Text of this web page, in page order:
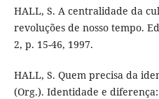
HALL, S. A centralidade da
revoluções de nosso tempo.
2, p. 15-46, 1997.
HALL, S. Quem precisa da
(Org.). Identidade e